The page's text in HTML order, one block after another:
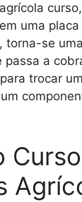
uma
torna-se
passa a
trocar